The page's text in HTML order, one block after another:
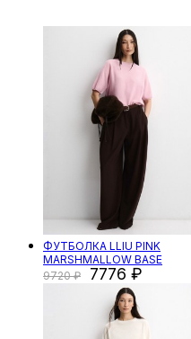
ФУТБОЛКА LLIU PINK
MARSHMALLOW BASE
9720
7776